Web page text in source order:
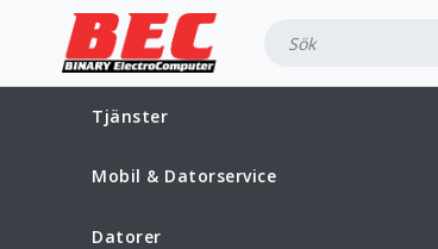
Tjänster
Mobil & Datorservice
Datorer